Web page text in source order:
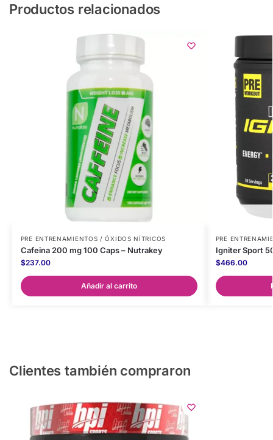
Productos relacionados
PRE ENTRENAMIENTOS / ÓXIDOS NÍTRICOS
Cafeina 200 mg 100 Caps – Nutrakey
$237.00
Añadir al carrito
PRE
Igniter Sport
$466.00
Clientes también compraron